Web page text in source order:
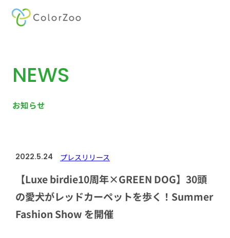
NEWS
お知らせ
2022.5.24 プレスリリース
【Luxe birdie10周年×GREEN DOG】30頭
の愛犬がレッドカーペットを歩く！Summer
Fashion Show を開催